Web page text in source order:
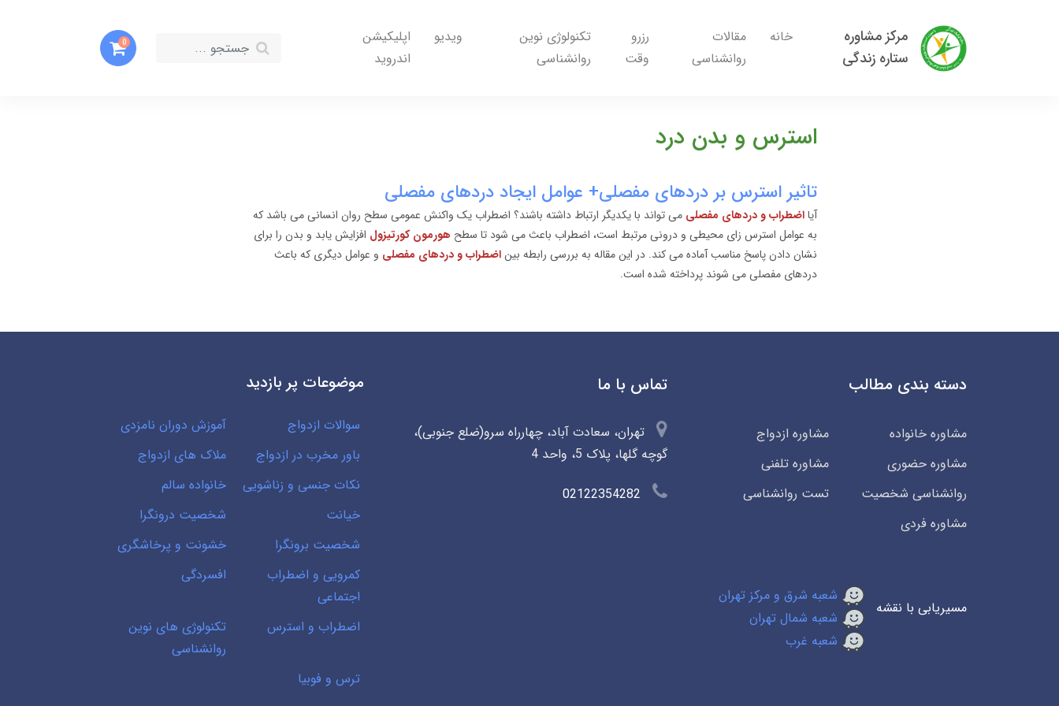
مرکز مشاوره
ستاره زندگی
خانه
مقالات
روانشناسی
رزرو
وقت
تکنولوژی نوین
روانشناسی
ویدیو
اپلیکیشن
اندروید
0
استرس و بدن درد
تاثیر استرس بر دردهای مفصلی+ عوامل ایجاد دردهای مفصلی
آیااضطراب و دردهای مفصلی می تواند با یکدیگر ارتباط داشته باشند؟ اضطراب یک واکنش عمومی سطح روان انسانی می باشد که
به عوامل استرس زای محیطی و درونی مرتبط است، اضطراب باعث می شود تا سطح هورمون کورتیزول افزایش یابد و بدن را برای
نشان دادن پاسخ مناسب آماده می کند. در این مقاله به بررسی رابطه بیناضطراب و دردهای مفصلی و عوامل دیگری که باعث
دردهای مفصلی می شوند پرداخته شده است.
دسته بندی مطالب
مشاوره خانواده
مشاوره ازدواج
مشاوره حضوری
مشاوره تلفنی
روانشناسی شخصیت
تست روانشناسی
مشاوره فردی
مسیریابی با نقشه
شعبه شرق و مرکز تهران
شعبه شمال تهران
شعبه غرب
تماس با ما
تهران، سعادت آباد، چهارراه سرو(ضلع جنوبی)،
گوچه گلها، پلاک 5، واحد 4
02122354282
موضوعات پر بازدید
سوالات ازدواج
آموزش دوران نامزدی
باور مخرب در ازدواج
ملاک های ازدواج
نکات جنسی و زناشویی
خانواده سالم
خیانت
شخصیت درونگرا
شخصیت برونگرا
خشونت و پرخاشگری
کمرویی و اضطراب
اجتماعی
افسردگی
اضطراب و استرس
تکنولوژی های نوین
روانشناسی
ترس و فوبیا